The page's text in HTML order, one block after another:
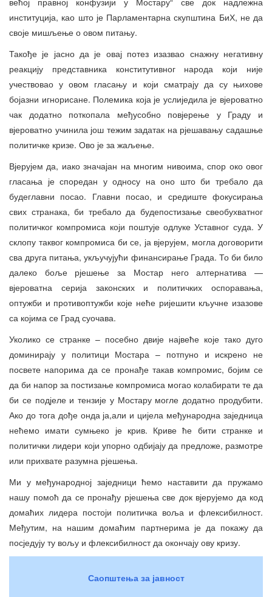
институција, као што је Парламентарна скупштина БиХ, не да
своје мишљење о овом питању.
Такође је јасно да је овај потез изазвао снажну негативну
реакцију представника конститутивног народа који није
учествовао у овом гласању и који сматрају да су њихове
бојазни игнорисане. Полемика која је услиједила је вјероватно
чак додатно поткопала међусобно повјерење у Граду и
вјероватно учинила још тежим задатак на рјешавању садашње
политичке кризе. Ово је за жаљење.
Вјерујем да, иако значајан на многим нивоима, спор око овог
гласања је споредан у односу на оно што би требало да
будеглавни посао. Главни посао, и средиште фокусирања
свих странака, би требало да будепостизање свеобухватног
политичког компромиса који поштује одлуке Уставног суда. У
склопу таквог компромиса би се, ја вјерујем, могла договорити
сва друга питања, укључујући финансирање Града. То би било
далеко боље рјешење за Мостар него алтернатива —
вјероватна серија законских и политичких оспоравања,
оптужби и противоптужби које неће ријешити кључне изазове
са којима се Град суочава.
Уколико се странке – посебно двије највеће које тако дуго
доминирају у политици Мостара – потпуно и искрено не
посвете напорима да се пронађе такав компромис, бојим се
да би напор за постизање компромиса могао колабирати те да
би се подјеле и тензије у Мостару могле додатно продубити.
Ако до тога дође онда ја,али и цијела међународна заједница
нећемо имати сумњеко је крив. Криве ће бити странке и
политички лидери који упорно одбијају да предложе, размотре
или прихвате разумна рјешења.
Ми у међународној заједници ћемо наставити да пружамо
нашу помоћ да се пронађу рјешења све док вјерујемо да код
домаћих лидера постоји политичка воља и флексибилност.
Међутим, на нашим домаћим партнерима је да покажу да
посједују ту вољу и флексибилност да окончају ову кризу.
Саопштења за јавност